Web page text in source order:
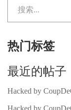
热门标签
最近的帖子
Hacked by
Hacked by